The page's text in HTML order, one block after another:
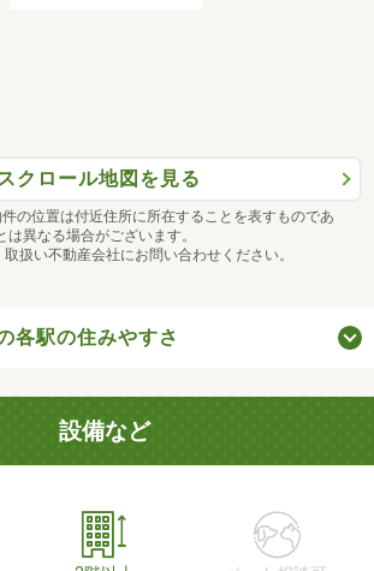
クロール地図を見る
の位置は付近住所に所在することを表すものであ
異なる場合がございます。
扱い不動産会社にお問い合わせください。
各駅の住みやすさ
設備など